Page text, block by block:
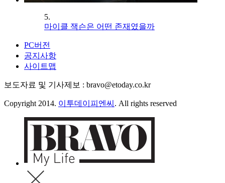
5.
마이클 잭슨은 어떤 존재였을까
PC버전
공지사항
사이트맵
보도자료 및 기사제보 : bravo@etoday.co.kr
Copyright 2014. 이투데이피엔씨 . All rights reserved